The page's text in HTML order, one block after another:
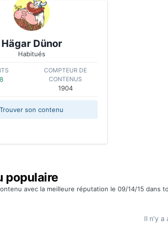
Hägar Dünor
Habitués
COMPTEUR DE
CONTENUS
1904
Trouver son contenu
populaire
avec la meilleure réputation le 09/14/15 dans
Il n’y